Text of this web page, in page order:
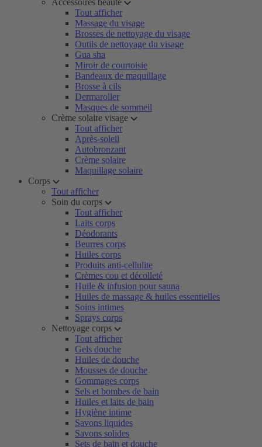
Accessoires beauté
Tout afficher
Massage du visage
Brosses de nettoyage du visage
Outils de nettoyage du visage
Gua sha
Miroir de courtoisie
Bandeaux de maquillage
Brosse à cils
Dermaroller
Masques de sommeil
Crème solaire visage
Tout afficher
Après-soleil
Autobronzant
Crème solaire
Maquillage solaire
Corps
Tout afficher
Soin du corps
Tout afficher
Laits corps
Déodorants
Beurres corps
Huiles corps
Produits anti-cellulite
Crèmes cou et décolleté
Huile & infusion pour sauna
Huiles de massage & huiles essentielles
Soins intimes
Sprays corps
Nettoyage corps
Tout afficher
Gels douche
Huiles de douche
Mousses de douche
Gommages corps
Sels et bombes de bain
Huiles et laits de bain
Hygiène intime
Savons liquides
Savons solides
Sets de bain et douche